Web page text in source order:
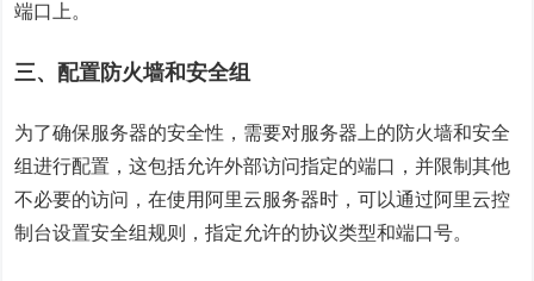
端口上。
三、配置防火墙和安全组
为了确保服务器的安全性，需要对服务器上的防火墙和安全
组进行配置，这包括允许外部访问指定的端口，并限制其他
不必要的访问，在使用阿里云服务器时，可以通过阿里云控
制台设置安全组规则，指定允许的协议类型和端口号。